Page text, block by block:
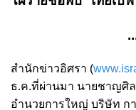
สำนักข่าวอิศรา (
ธ.ค.ที่ผ่านมา นายชาญศิ
อำนวยการใหญ่ บริษัท ก